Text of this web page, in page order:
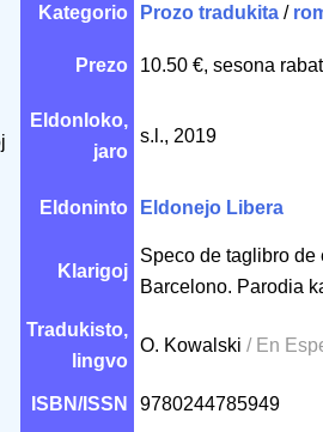
Kategorio Prozo tradukita /
Prezo 10.50 €, sesona
Eldonloko,
jaro
s.l., 2019
Eldoninto Eldonejo Libera
Klarigoj
Speco de taglibro de
Barcelono. Parodia
Tradukisto,
lingvo
O. Kowalski / En
ISBN/ISSN 9780244785949